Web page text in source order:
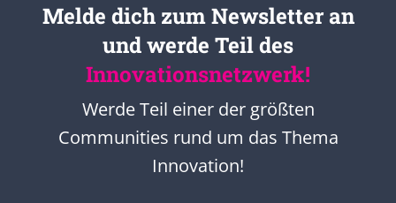
Melde dich zum Newsletter an
und werde Teil des
Innovationsnetzwerk!
Werde Teil einer der größten
Communities rund um das Thema
Innovation!